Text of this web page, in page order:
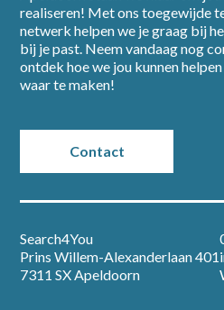
realiseren! Met ons toegewijde
netwerk helpen we je graag bij
bij je past. Neem vandaag nog
ontdek hoe we jou kunnen
waar te maken!
Contact
Search4You
Prins Willem-Alexanderlaan 401
7311 SX Apeldoorn